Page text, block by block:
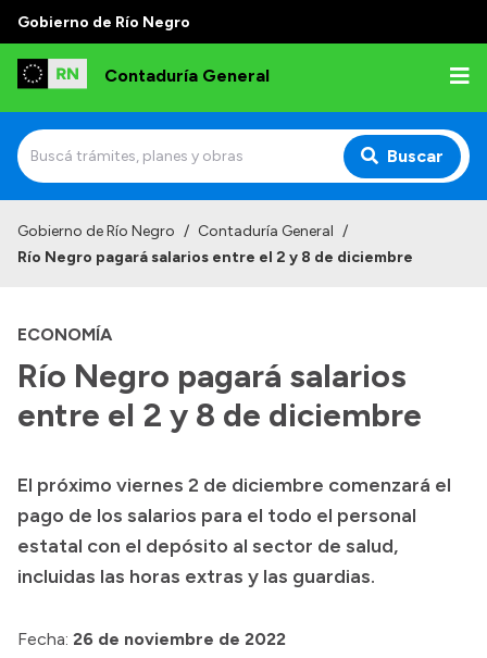
Gobierno de Río Negro
Contaduría General
Buscar
Competencias
Historia
Normativa
Transparencia
Presupuesto
Compras y licitaciones
Gobierno de Río Negro / Contaduría General /
Río Negro pagará salarios entre el 2 y 8 de diciembre
ECONOMÍA
Río Negro pagará salarios
entre el 2 y 8 de diciembre
El próximo viernes 2 de diciembre comenzará el
pago de los salarios para el todo el personal
estatal con el depósito al sector de salud,
incluidas las horas extras y las guardias.
Fecha: 26 de noviembre de 2022